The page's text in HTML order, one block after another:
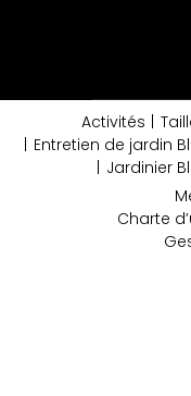
Activités
Entretien de jardin
Jardinier
Charte